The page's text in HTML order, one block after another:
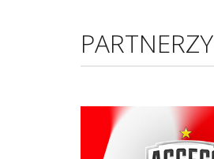
PARTNERZY